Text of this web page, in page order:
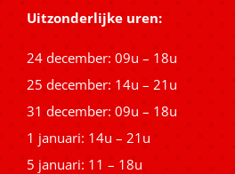
Uitzonderlijke uren:
24 december: 09u – 18u
25 december: 14u – 21u
31 december: 09u – 18u
1 januari: 14u – 21u
5 januari: 11 – 18u